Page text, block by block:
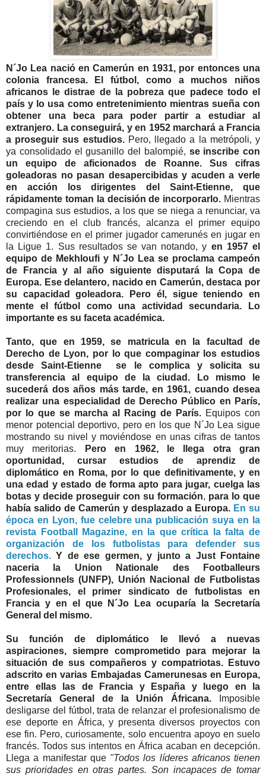
N´Jo Lea nació en Camerún en 1931, por entonces una
colonia francesa. El fútbol, como a muchos niños
africanos le distrae de la pobreza que padece todo el
país y lo usa como entretenimiento mientras sueña con
obtener una beca para poder partir a estudiar al
extranjero. La conseguirá, y en 1952 marchará a Francia
a proseguir sus estudios.Pero, llegado a la metrópoli, y
ya consolidado el gusanillo del balompié, se inscribe con
un equipo de aficionados de Roanne. Sus cifras
goleadoras no pasan desapercibidas y acuden a verle
en acción los dirigentes del Saint-Etienne, que
rápidamente toman la decisión de incorporarlo. Mientras
compagina sus estudios, a los que se niega a renunciar, va
creciendo en el club francés, alcanza el primer equipo
convirtiéndose en el primer jugador camerunés en jugar en
la Ligue 1. Sus resultados se van notando, y en 1957 el
equipo de Mekhloufi y N´Jo Lea se proclama campeón
de Francia y al año siguiente disputará la Copa de
Europa. Ese delantero, nacido en Camerún, destaca por
su capacidad goleadora. Pero él, sigue teniendo en
mente el fútbol como una actividad secundaria. Lo
importante es su faceta académica.
Tanto, que en 1959, se matricula en la facultad de
Derecho de Lyon, por lo que compaginar los estudios
desde Saint-Etienne se le complica y solicita su
transferencia al equipo de la ciudad. Lo mismo le
sucederá dos años más tarde, en 1961, cuando desea
realizar una especialidad de Derecho Público en París,
por lo que se marcha al Racing de París. Equipos con
menor potencial deportivo, pero en los que N´Jo Lea sigue
mostrando su nivel y moviéndose en unas cifras de tantos
muy meritorias.
Pero en 1962, le llega otra gran
oportunidad, cursar estudios de aprendiz de
diplomático en Roma, por lo que definitivamente, y en
una edad y estado de forma apto para jugar, cuelga las
botas y decide proseguir con su formación, para lo que
había salido de Camerún y desplazado a Europa. En su
época en Lyon, fue celebre una publicación suya en la
revista Football Magazine, en la que crítica la falta de
organización de los futbolistas para defender sus
derechos. Y de ese germen, y junto a Just Fontaine
naceria la Union Nationale des Footballeurs
Professionnels (UNFP), Unión Nacional de Futbolistas
Profesionales, el primer sindicato de futbolistas en
Francia y en el que N´Jo Lea ocuparía la Secretaría
General del mismo.
Su función de diplomático le llevó a nuevas
aspiraciones, siempre comprometido para mejorar la
situación de sus compañeros y compatriotas. Estuvo
adscrito en varias Embajadas Camerunesas en Europa,
entre ellas las de Francia y España y luego en la
Secretaría General de la Unión Áfricana. Imposible
desligarse del fútbol, trata de relanzar el profesionalismo de
ese deporte en África, y presenta diversos proyectos con
ese fin. Pero, curiosamente, solo encuentra apoyo en suelo
francés. Todos sus intentos en África acaban en decepción.
Llega a manifestar que "Todos los líderes africanos tienen
sus prioridades en otras partes. Son incapaces de tomar